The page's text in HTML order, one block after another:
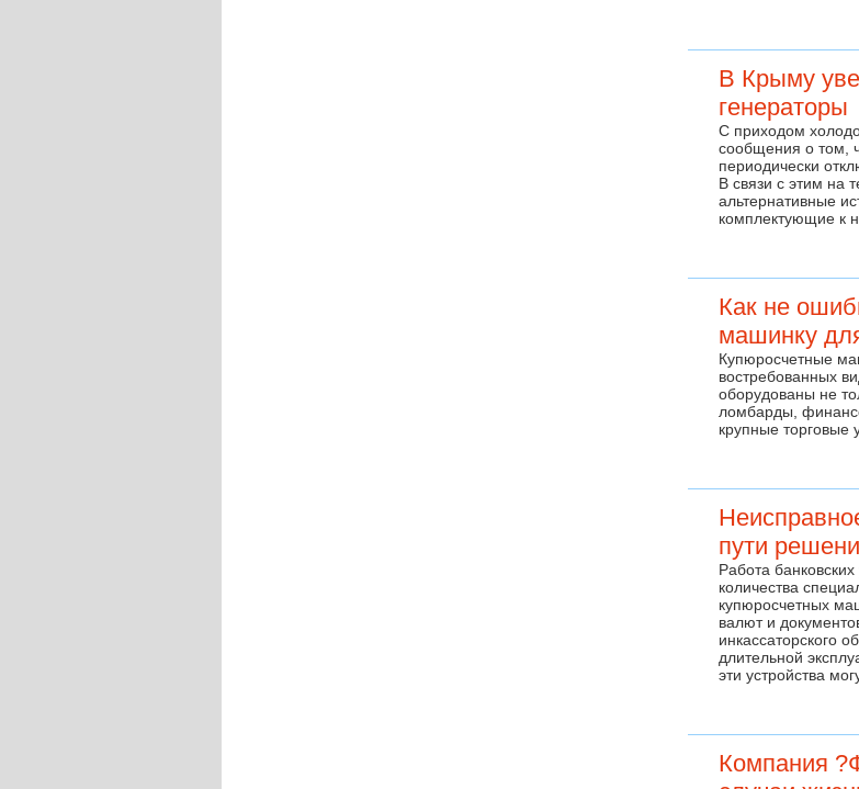
В Крыму
генераторы
С приходом
сообщения о том,
периодически
В связи с этим на
альтернативные
комплектующие к
Как не
машинку
Купюросчетные
востребованных
оборудованы не
ломбарды,
крупные торговые
пути
Работа
количества
купюросчетных
валют и
инкассаторского
длительной
эти устройства
Компания